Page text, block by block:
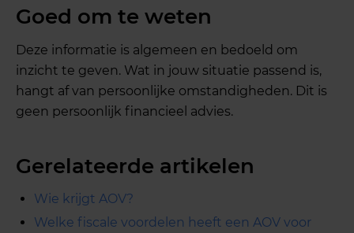
Goed om te weten
Deze informatie is algemeen en bedoeld om
inzicht te geven. Wat in jouw situatie passend is,
hangt af van persoonlijke omstandigheden. Dit is
geen persoonlijk financieel advies.
Gerelateerde artikelen
Wie krijgt AOV?
Welke fiscale voordelen heeft een AOV voor